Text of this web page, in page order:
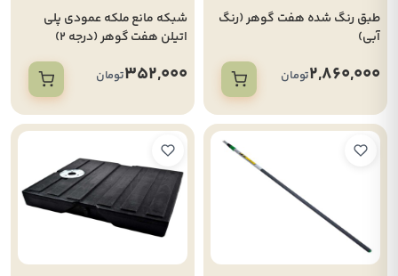
طبق رنگ شده هفت گوهر (رنگ
آبی)
2,860,000تومان
شبکه مانع ملکه عمودی پلی
اتیلن هفت گوهر (درجه 2)
352,000تومان